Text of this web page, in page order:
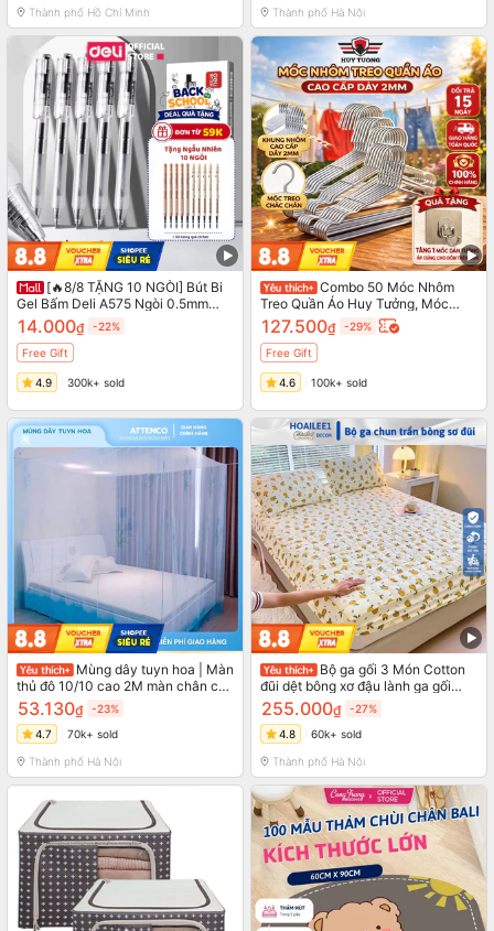
Thành phố Hồ Chí Minh Thành phố Hà Nội
[🔥8/8 TẶNG 10 NGÒI] Bút Bi
Gel Bấm Deli A575 Ngòi 0.5mm
Mực Xanh Đen Đỏ Viết Trơn Mực
Ra Đều Cho Học Sinh Văn Phòng
14.000₫ -22%
Free Gift
4.9 300k+ sold
Combo 50 Móc Nhôm
Treo Quần Áo Huy Tưởng, Móc
Phơi Đồ, Móc Quần Áo Người Lớn
Và Em Bé
127.500₫ -29%
Free Gift
4.6 100k+ sold
Mùng dây tuyn hoa | Màn
thủ đô 10/10 cao 2M màn chân cao
không cửa(size1m2-1m6-1m8-
2mx2m2)Bảo hành 1 đổi 1 trong 7
ngày
53.130₫ -23%
4.7
70k+ sold
Thành phố Hà Nội
Bộ ga gối 3 Món Cotton
đũi dệt bông xơ đậu lành ga gối
trần bông đũi cotton, kèm 2 vỏ gối
255.000₫ -27%
4.8
60k+ sold
Thành phố Hà Nội